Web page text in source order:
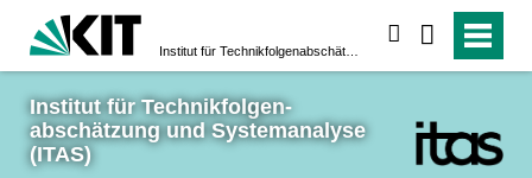
Institut für Technikfolgen­
abschätzung und System­analyse
(ITAS)